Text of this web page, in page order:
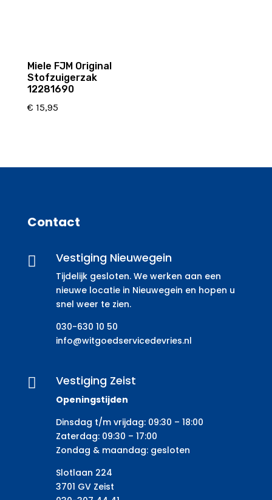
Miele FJM Original
Stofzuigerzak
12281690
€ 15,95
Contact
 Vestiging Nieuwegein
Tijdelijk gesloten. We werken aan een
nieuwe locatie in Nieuwegein en hopen u
snel weer te zien.
030-630 10 50
info@witgoedservicedevries.nl
 Vestiging Zeist
Openingstijden
Dinsdag t/m vrijdag: 09:30 – 18:00
Zaterdag: 09:30 – 17:00
Zondag & maandag: gesloten
Slotlaan 224
3701 GV Zeist